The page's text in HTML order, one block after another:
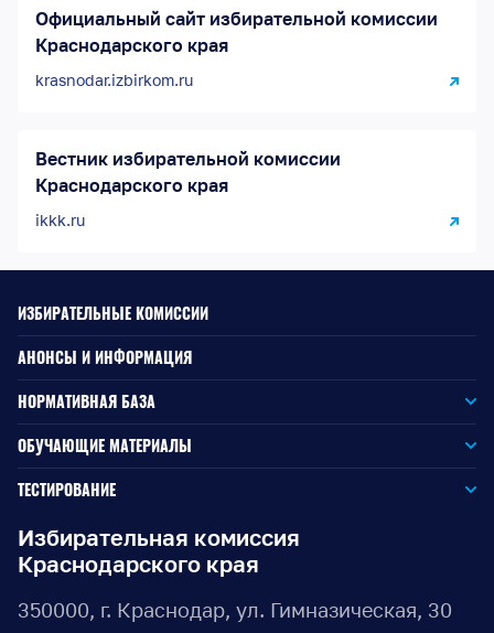
Официальный сайт избирательной комиссии
Краснодарского края
krasnodar.izbirkom.ru
Вестник избирательной комиссии
Краснодарского края
ikkk.ru
Избирательная комиссия
Краснодарского края
350000, г. Краснодар, ул. Гимназическая, 30
ИЗБИРАТЕЛЬНЫЕ КОМИССИИ
АНОНСЫ И ИНФОРМАЦИЯ
НОРМАТИВНАЯ БАЗА
Законодательство РФ
Законодательство КК
Документы ЦИК России
Документы ИККК
Выборы Губернатора Краснодарского края
ОБУЧАЮЩИЕ МАТЕРИАЛЫ
Для окружной избирательной комиссии
Для территориальной избирательной комиссии
Для участковой избирательной комиссии
ТЕСТИРОВАНИЕ
Для членов участковых избирательных комиссий